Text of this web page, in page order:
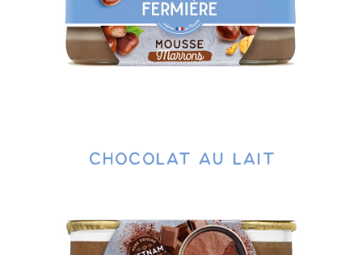
chocolat au lait